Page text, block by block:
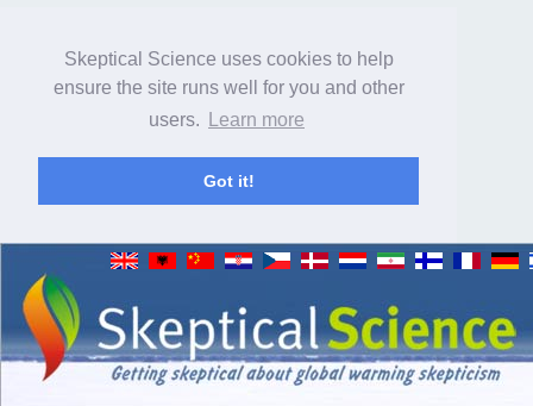
Skeptical Science uses cookies to help
ensure the site runs well for you and other
users.
Learn more
Got it!